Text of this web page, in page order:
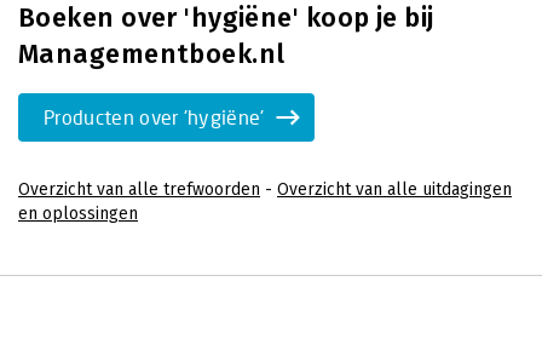
Boeken over 'hygiëne' koop je bij
Managementboek.nl
Producten over 'hygiëne'
Overzicht van alle trefwoorden - Overzicht van alle uitdagingen
en oplossingen